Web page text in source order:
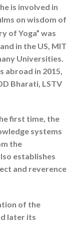
is involved in
on wisdom of
of Yoga” was
in the US, MIT
Universities.
abroad in 2015,
Bharati, LSTV
first time, the
systems
the
establishes
and reverence
of the
later its